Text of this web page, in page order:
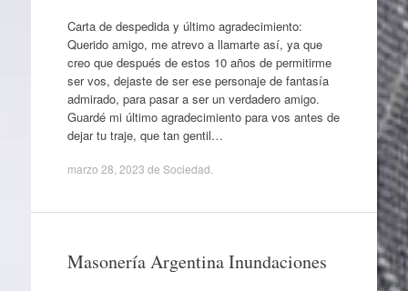
Carta de despedida y último agradecimiento:
Querido amigo, me atrevo a llamarte así, ya que
creo que después de estos 10 años de permitirme
ser vos, dejaste de ser ese personaje de fantasía
admirado, para pasar a ser un verdadero amigo.
Guardé mi último agradecimiento para vos antes de
dejar tu traje, que tan gentil…
marzo 28, 2023 de Sociedad
Masonería Argentina Inundaciones